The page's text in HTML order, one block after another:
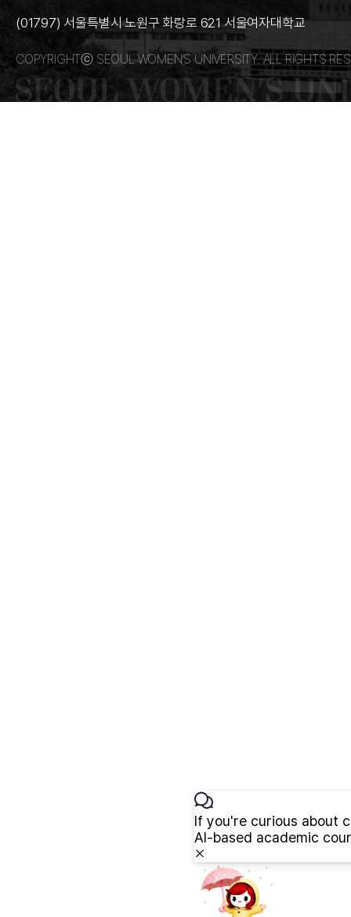
(01797) 서울특별시 노원구 화랑로 621 서울여자대학교
COPYRIGHTⓒ SEOUL WOMEN’S UNIVERSITY. ALL RIGHTS